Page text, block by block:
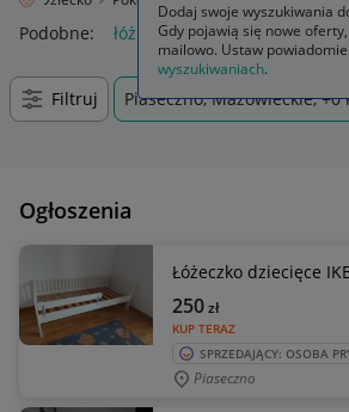
Podobne: łóżka pojedyncze łóżka
Filtruj Piaseczno, Mazowieckie, +0
Ogłoszenia
Łóżeczko dziecięce
KUP TERAZ
250zł
SPRZEDAJĄCY: OSOBA
Piaseczno
Dodaj swoje wyszukiwania
Gdy pojawią się nowe
mailowo. Ustaw
wyszukiwaniach.